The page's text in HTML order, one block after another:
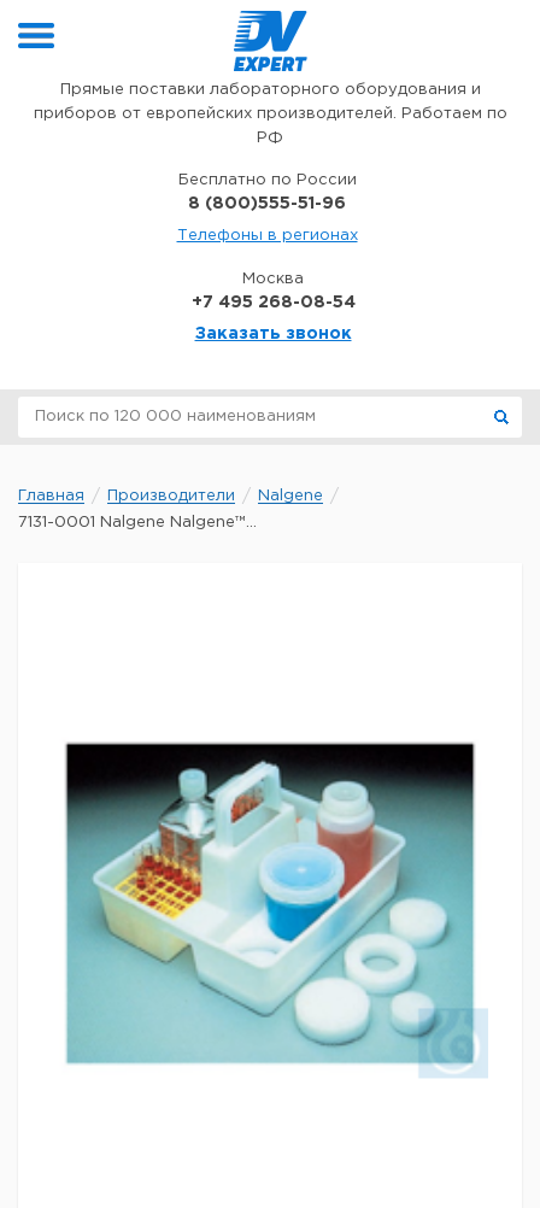
Прямые поставки лабораторного оборудования и
приборов от европейских производителей. Работаем по
РФ
Бесплатно по России
8 (800)555-51-96
Телефоны в регионах
Москва
+7 495 268-08-54
Заказать звонок
Главная Производители
Nalgene
7131-0001 Nalgene Nalgene™...